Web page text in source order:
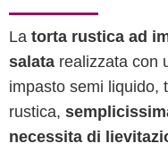
La torta rustica ad
salata realizzata con
impasto semi liquido,
rustica,
necessita di